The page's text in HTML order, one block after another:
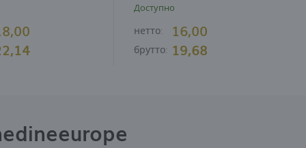
Доступно
нетто: 16,00
брутто: 19,68